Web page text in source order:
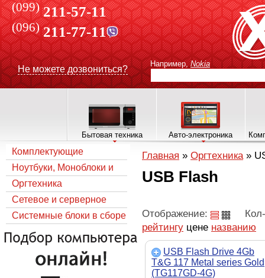
(099) 211-57-11
(096)211-77-11
Не можете дозвониться?
Например, Nokia
Бытовая техника Авто-электроника
Комплектующие
Ноутбуки, Моноблоки и
все для них
Оргтехника
Сетевое и серверное
оборудование
Системные блоки в сборе
Главная » Оргтехника»
USB Flash
Отображение:
рейтингу цене названию
USB Flash Drive 4Gb
T&G 117 Metal series Gold
(TG117GD-4G)